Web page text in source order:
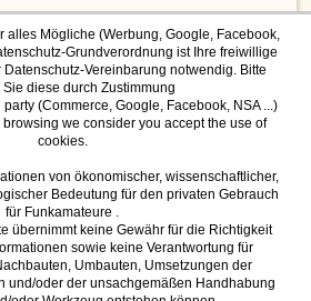
YSF
Hotspot
Hamnet
YSF Mode
alles Mögliche (Werbung, Google, Facebook,
Grundverordnung ist Ihre freiwillige
Vereinbarung notwendig. Bitte
diese durch Zustimmung
(Commerce, Google, Facebook, NSA ...)
we consider you accept the use of
cookies.
von ökonomischer, wissenschaftlicher,
Bedeutung für den privaten Gebrauch
für Funkamateure .
übernimmt keine Gewähr für die Richtigkeit
sowie keine Verantwortung für
Umbauten, Umsetzungen der
und/oder der unsachgemäßen Handhabung